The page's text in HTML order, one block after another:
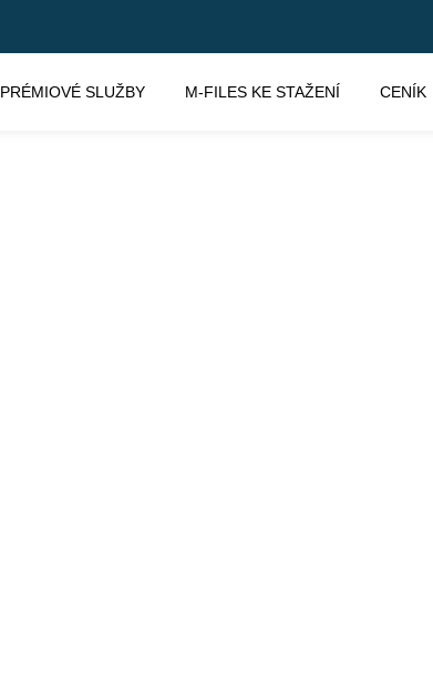
PRÉMIOVÉ SLUŽBY M-FILES KE STAŽENÍ CENÍK